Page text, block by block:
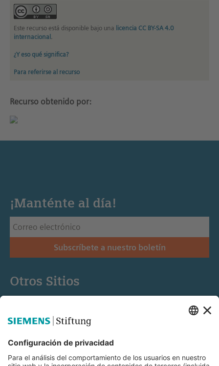
Este recurso está disponible bajo una licencia CC BY-SA 4.0
internacional .
¿Y eso qué significa?
Para referirse al recurso
Recurso obtenido por:
¡Manténte al día!
Subscríbete a nuestro boletín
Otros Sitios
Educación STEM
Mediaportal